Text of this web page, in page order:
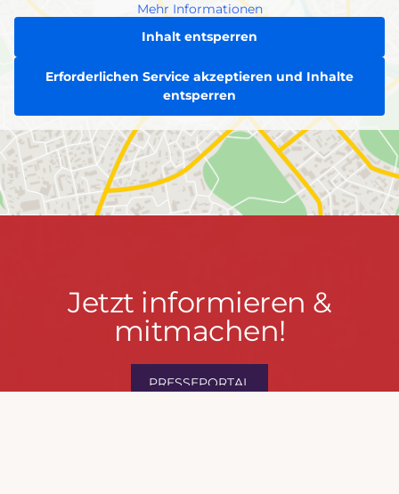
Mehr Informationen
Inhalt entsperren
Erforderlichen Service akzeptieren und Inhalte
entsperren
Jetzt
informieren
mitmachen!
Jetzt informieren &
mitmachen!
PRESSEPORTAL